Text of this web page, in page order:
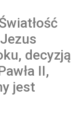
decyzją
II,
jest